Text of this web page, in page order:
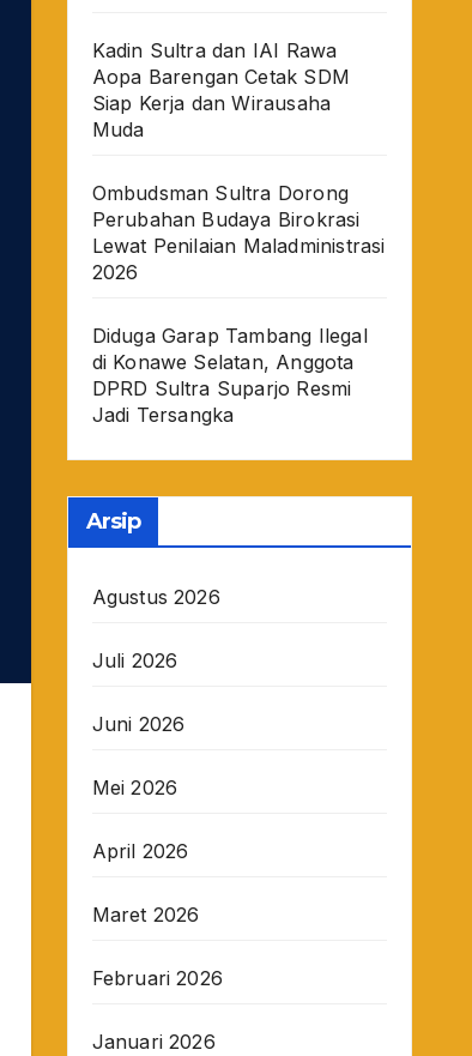
Kadin Sultra dan IAI Rawa
Aopa Barengan Cetak SDM
Siap Kerja dan Wirausaha
Muda
Ombudsman Sultra Dorong
Perubahan Budaya Birokrasi
Lewat Penilaian Maladministrasi
2026
Diduga Garap Tambang Ilegal
di Konawe Selatan, Anggota
DPRD Sultra Suparjo Resmi
Jadi Tersangka
Arsip
Agustus 2026
Juli 2026
Juni 2026
Mei 2026
April 2026
Maret 2026
Februari 2026
Januari 2026